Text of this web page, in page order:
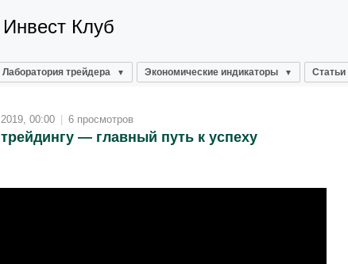
Инвест Клуб
Лаборатория трейдера Экономические индикаторы Статьи
00:00 | 6 просмотров
— главный путь к успеху